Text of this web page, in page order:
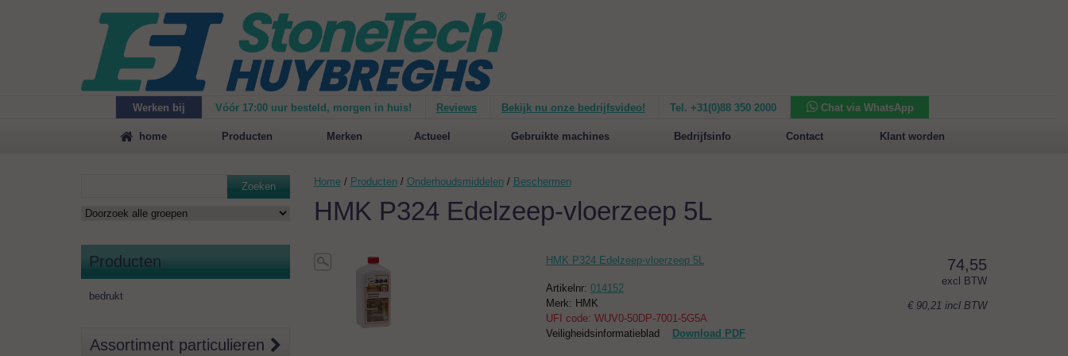
Werken bij Vóór 17:00 uur besteld, morgen in huis! Reviews Bekijk nu onze bedrijfsvideo! Tel. +31(0)88 350 2000
Chat via WhatsApp
Maak
vrijblijvend een afspraak voor een demonstratie van de Mirage 1500 Nieuw op de website: selecteer nu op merken! Nieuw in het assortiment: Sansone Collection
home Producten Merken Actueel Gebruikte machines Bedrijfsinfo Contact Klant worden
Zoeken
Producten
bedrukt
Assortiment particulieren
Home / Producten/ Onderhoudsmiddelen/ Beschermen
HMK P324 Edelzeep-vloerzeep 5L
HMK P324 Edelzeep-vloerzeep 5L
Artikelnr: 014152
Merk: HMK
UFI code: WUV0-50DP-7001-5G5A
Veiligheidsinformatieblad
Download PDF
74,55
excl BTW
€ 90,21 incl BTW